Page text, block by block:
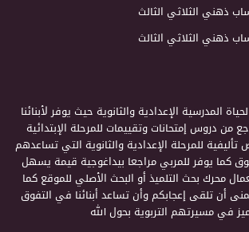
ذهني الثلاثي الثالث
ذهني الثلاثي الثالث
المدرسية الإعدادية والثانوية حيث يوفر لأبنائنا
من دروس إمتحانات وتقييمات للمرحلة الإبتدائية
للمرحلة الإعدادية والثانوية التي تساعدهم
كما يوفر للمربي مراجعا بيداغوجية قيمة يسهل
محرك بحث التلميذ أو البحث الأصلي للموقع كما
أن تلقى إعجابكم وأن تساعد أبنائنا في التفوق
في مسيرتهم التربوية بحول الله